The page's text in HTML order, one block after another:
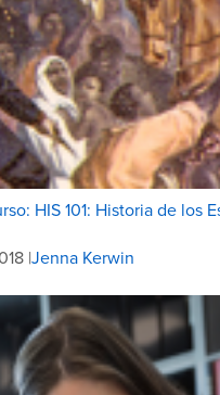
HIS 101: Historia de los
|Jenna Kerwin